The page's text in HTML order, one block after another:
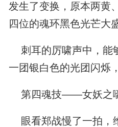
发生了变换，原本两黄
四位的魂环黑色光芒大
刺耳的厉啸声中，能
一团银白色的光团闪烁
第四魂技——女妖之嚎
眼看郑战慢了一拍，